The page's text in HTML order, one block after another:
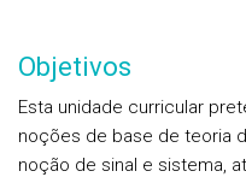
Objetivos
Esta unidade curricular
noções de base de teoria
noção de sinal e sistema,